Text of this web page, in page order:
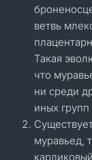
ветвь
Такая
что
ни среди
иных
муравьед,